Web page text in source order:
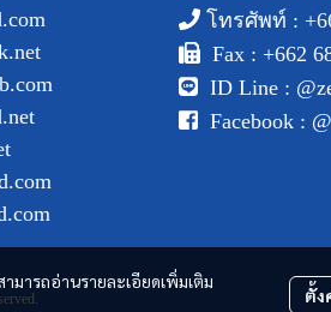
ารถอ่านรายละเอียดเพิ่มเติม
ตั้ง
โทรศัพท์ : +
Fax : +662
ID Line :
Facebook :